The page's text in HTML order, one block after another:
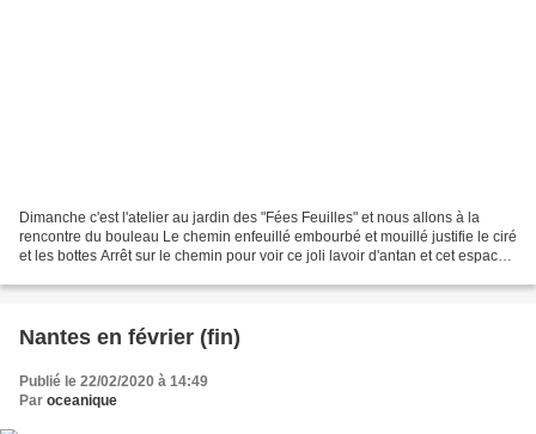
Dimanche c'est l'atelier au jardin des "Fées Feuilles" et nous allons à la
rencontre du bouleau Le chemin enfeuillé embourbé et mouillé justifie le ciré
et les bottes Arrêt sur le chemin pour voir ce joli lavoir d'antan et cet espace
Nantes en février (fin)
Publié le 22/02/2020 à 14:49
Par oceanique